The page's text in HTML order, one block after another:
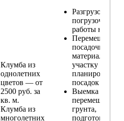
Клумба из
однолетних
цветов — от
2500 руб. за
кв. м.
Клумба из
многолетних
Разгрузо-
погрузочные
работы на
Перемещение
посадочного
материала по
участку и
планирование
посадок
Выемка и
перемещение
грунта,
подготовка